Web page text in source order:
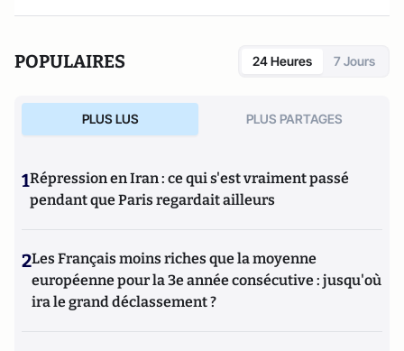
POPULAIRES 24 Heures 7 Jours
PLUS LUS PLUS PARTAGES
1Répression en Iran : ce qui s'est vraiment passé
pendant que Paris regardait ailleurs
2Les Français moins riches que la moyenne
européenne pour la 3e année consécutive : jusqu'où
ira le grand déclassement ?